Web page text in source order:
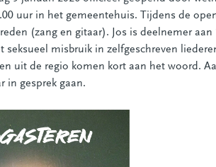
uur in het gemeentehuis. Tijdens de
(zang en gitaar). Jos is deelnemer
seksueel misbruik in zelfgeschreven
uit de regio komen kort aan het woord.
in gesprek gaan.